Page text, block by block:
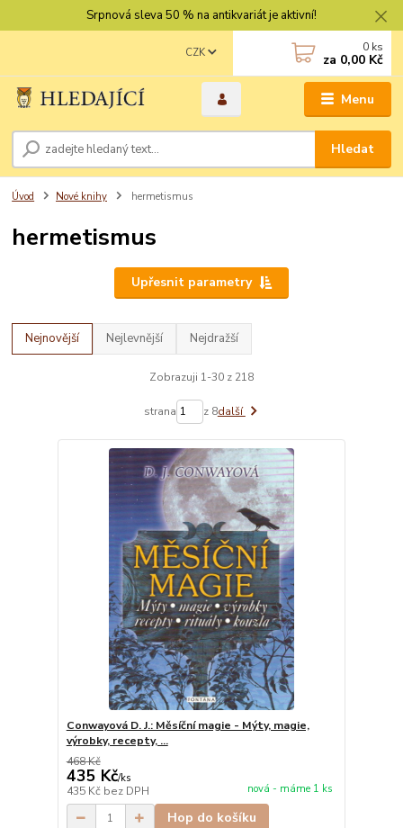
Srpnová sleva 50 % na antikvariát je aktivní!
Menu
CZK
Hledat
0 ks
za 0,00 Kč
Úvod Nové knihy hermetismus
hermetismus
Upřesnit parametry
Nejnovější Nejlevnější Nejdražší
Zobrazuji 1-30 z 218
strana z 8další
Conwayová D. J.: Měsíční magie - Mýty, magie,
výrobky, recepty, ...
468 Kč
435 Kč/ks
435 Kč bez DPH nová - máme 1 ks
Hop do košíku